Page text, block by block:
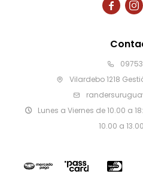
Vilardebo 1218
Lunes a Viernes de 10.00 a
10.00 a
 